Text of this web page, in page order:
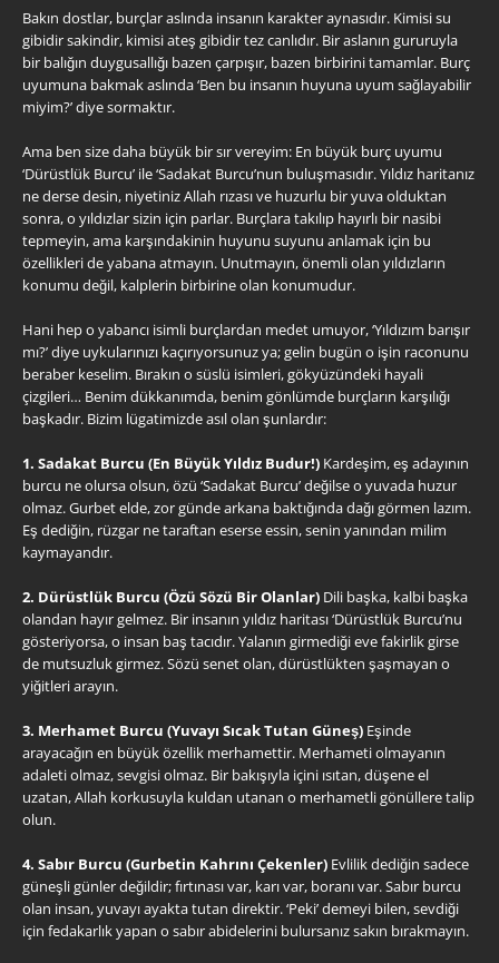
Bakın dostlar, burçlar aslında insanın karakter aynasıdır. Kimisi su
gibidir sakindir, kimisi ateş gibidir tez canlıdır. Bir aslanın gururuyla
bir balığın duygusallığı bazen çarpışır, bazen birbirini tamamlar. Burç
uyumuna bakmak aslında ‘Ben bu insanın huyuna uyum sağlayabilir
miyim?’ diye sormaktır.
Ama ben size daha büyük bir sır vereyim: En büyük burç uyumu
‘Dürüstlük Burcu’ ile ‘Sadakat Burcu’nun buluşmasıdır. Yıldız haritanız
ne derse desin, niyetiniz Allah rızası ve huzurlu bir yuva olduktan
sonra, o yıldızlar sizin için parlar. Burçlara takılıp hayırlı bir nasibi
tepmeyin, ama karşındakinin huyunu suyunu anlamak için bu
özellikleri de yabana atmayın. Unutmayın, önemli olan yıldızların
konumu değil, kalplerin birbirine olan konumudur.
Hani hep o yabancı isimli burçlardan medet umuyor, ‘Yıldızım barışır
mı?’ diye uykularınızı kaçırıyorsunuz ya; gelin bugün o işin raconunu
beraber keselim. Bırakın o süslü isimleri, gökyüzündeki hayali
çizgileri… Benim dükkanımda, benim gönlümde burçların karşılığı
başkadır. Bizim lügatimizde asıl olan şunlardır:
1. Sadakat Burcu (En Büyük Yıldız Budur!) Kardeşim, eş adayının
burcu ne olursa olsun, özü ‘Sadakat Burcu’ değilse o yuvada huzur
olmaz. Gurbet elde, zor günde arkana baktığında dağı görmen lazım.
Eş dediğin, rüzgar ne taraftan eserse essin, senin yanından milim
kaymayandır.
2. Dürüstlük Burcu (Özü Sözü Bir Olanlar) Dili başka, kalbi başka
olandan hayır gelmez. Bir insanın yıldız haritası ‘Dürüstlük Burcu’nu
gösteriyorsa, o insan baş tacıdır. Yalanın girmediği eve fakirlik girse
de mutsuzluk girmez. Sözü senet olan, dürüstlükten şaşmayan o
yiğitleri arayın.
3. Merhamet Burcu (Yuvayı Sıcak Tutan Güneş) Eşinde
arayacağın en büyük özellik merhamettir. Merhameti olmayanın
adaleti olmaz, sevgisi olmaz. Bir bakışıyla içini ısıtan, düşene el
uzatan, Allah korkusuyla kuldan utanan o merhametli gönüllere talip
olun.
4. Sabır Burcu (Gurbetin Kahrını Çekenler) Evlilik dediğin sadece
güneşli günler değildir; fırtınası var, karı var, boranı var. Sabır burcu
olan insan, yuvayı ayakta tutan direktir. ‘Peki’ demeyi bilen, sevdiği
için fedakarlık yapan o sabır abidelerini bulursanız sakın bırakmayın.